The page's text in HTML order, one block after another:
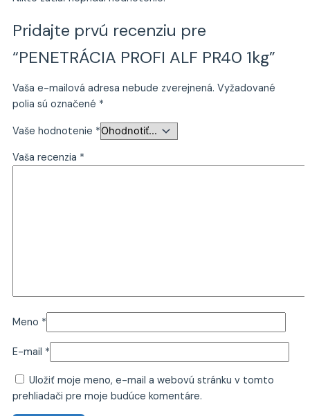
Pridajte prvú recenziu pre
“PENETRÁCIA PROFI ALF PR40 1kg”
Vaša e-mailová adresa nebude zverejnená. Vyžadované
polia sú označené *
Vaše hodnotenie *
Vaša recenzia *
Meno *
E-mail *
Uložiť moje meno, e-mail a webovú stránku v tomto
prehliadači pre moje budúce komentáre.